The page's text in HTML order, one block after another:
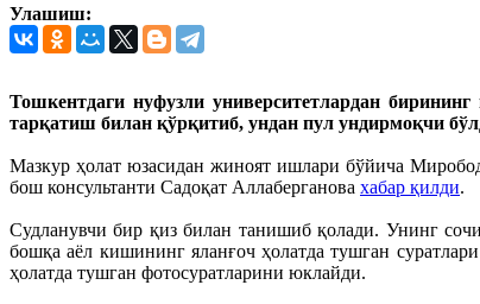
Улашиш:
Тошкентдаги нуфузли университетлардан
тарқатиш билан қўрқитиб, ундан пул ундирмоқчи
Мазкур ҳолат юзасидан жиноят ишлари бўйича
бош консультанти Садоқат Аллаберганова хабар қилди.
Судланувчи бир қиз билан танишиб қолади. Унинг
бошқа аёл кишининг яланғоч ҳолатда тушган
ҳолатда тушган фотосуратларини юклайди.